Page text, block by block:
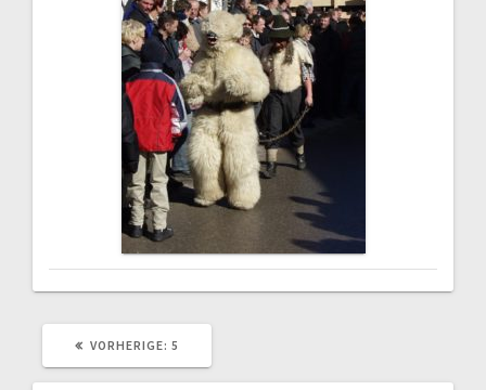
VORHERIGE: VORHERIGER
5